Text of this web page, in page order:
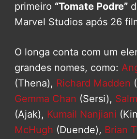
primeiro “Tomate Podre”
Marvel Studios após 26
O longa conta com um
grandes nomes, como:
(Thena), Richard Madden
Gemma Chan (Sersi),
(Ajak), Kumail Nanjiani
McHugh (Duende), Brian